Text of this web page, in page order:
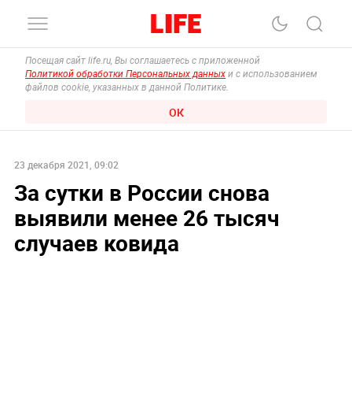
Посещая сайт life.ru, Вы соглашаетесь с приложенной
Политикой обработки Персональных данных и с использованием
файлов cookie, указанных в данной Политике.
ОК
23 декабря 2021, 09:02
За сутки в России снова
выявили менее 26 тысяч
случаев ковида